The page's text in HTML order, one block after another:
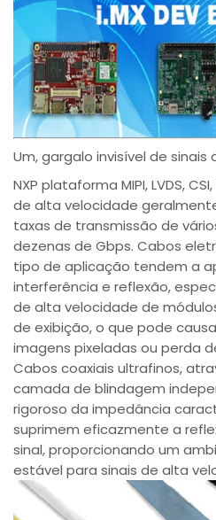
Um, gargalo invisível de
NXP plataforma MIPI, LVDS,
de alta velocidade
taxas de transmissão de
dezenas de Gbps. Cabos
tipo de aplicação tendem a
interferência e reflexão,
de alta velocidade de
de exibição, o que pode
imagens pixeladas ou perda
Cabos coaxiais ultrafinos,
camada de blindagem
rigoroso da impedância
suprimem eficazmente a
sinal, proporcionando um
estável para sinais de alta